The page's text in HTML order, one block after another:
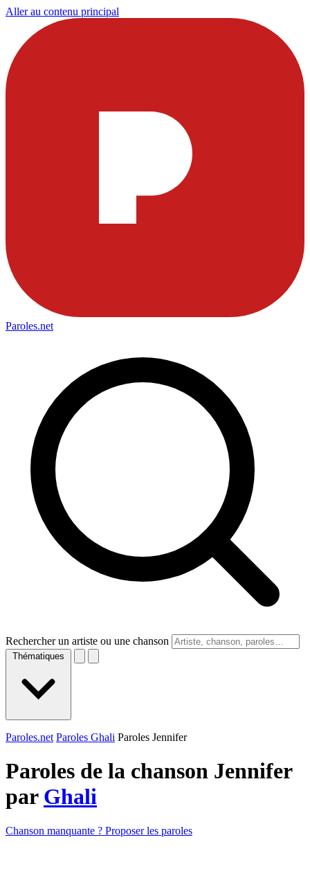
Aller au contenu principal
Paroles.net
Rechercher un artiste ou une chanson
Thématiques
Paroles.net Paroles Ghali Paroles Jennifer
Paroles de la chanson Jennifer
par Ghali
Chanson manquante ? Proposer les paroles